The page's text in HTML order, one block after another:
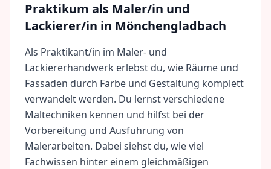
Praktikum als Maler/in und
Lackierer/in in Mönchengladbach
Als Praktikant/in im Maler- und
Lackiererhandwerk erlebst du, wie Räume und
Fassaden durch Farbe und Gestaltung komplett
verwandelt werden. Du lernst verschiedene
Maltechniken kennen und hilfst bei der
Vorbereitung und Ausführung von
Malerarbeiten. Dabei siehst du, wie viel
Fachwissen hinter einem gleichmäßigen